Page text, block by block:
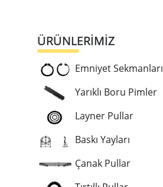
ÜRÜNLERİMİZ
Emniyet Sekmanları
Yarıklı Boru Pimler
Layner Pullar
Baskı Yayları
Çanak Pullar